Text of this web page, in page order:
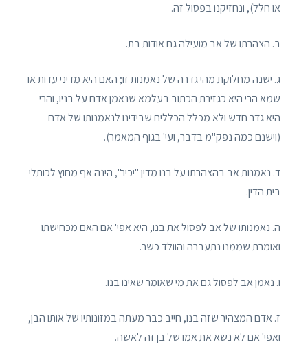
או חלל), ונחזיקנו בפסול זה.
ב. הצהרתו של אב מועילה גם אודות בת.
ג. ישנה מחלוקת מהי גדרה של נאמנות זו; האם היא מדיני עדות או
שמא הרי היא כגזירת הכתוב בעלמא שנאמן אדם על בניו, והרי
היא גדר חדש ולא מכלל הכללים שבידינו לנאמנותו של אדם
(וישנם כמה נפק"מ בדבר, ועי' בגוף המאמר).
ד. נאמנות אב בהצהרתו על בנו מדין "יכיר", הינה אף מחוץ לכותלי
בית הדין.
ה. נאמנותו של אב לפסול את בנו, היא אפי' אם האם מכחישתו
ואומרת שממנו נתעברה והוולד כשר.
ו. נאמן אב לפסול גם את מי שאומר שאינו בנו.
ז. אדם המצהיר שזה בנו, חייב כבר מעתה במזונותיו של אותו הבן,
ואפי' אם לא נשא את אמו של בן זה לאשה.